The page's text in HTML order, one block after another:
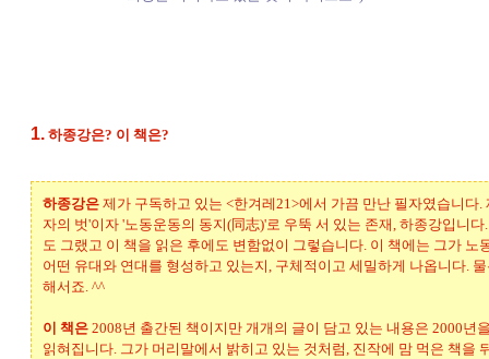
1. 하종강은? 이 책은?
하종강은 제가 구독하고 있는 <한겨레21>에서 가끔 만난 필자였습니다.
자의 벗'이자 '노동운동의 동지(同志)'로 우뚝 서 있는 존재, 하종강입니다
도 그랬고 이 책을 읽은 후에도 변함없이 그렇습니다. 이 책에는 그가 노
어떤 유대와 연대를 형성하고 있는지, 구체적이고 세밀하게 나옵니다.
해서죠. ^^
이 책은 2008년 출간된 책이지만 개개의 글이 담고 있는 내용은 2000년
읽혀집니다. 그가 머리말에서 밝히고 있는 것처럼, 진작에 맘 먹은 책을